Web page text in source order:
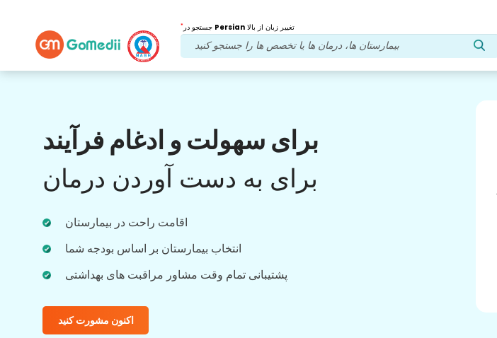
* Persian تغییر زبان از بالا
برای سهولت و ادغام فرآیند
برای به دست آوردن درمان
اقامت راحت در بیمارستان
انتخاب بیمارستان بر اساس بودجه شما
پشتیبانی تمام وقت مشاور مراقبت های بهداشتی
اکنون مشورت کنید
مزایای ما
بعد از درمان پیگیری
مراقبت
کنید. به روز رسانی منظم در مورد نیازهای درمانی